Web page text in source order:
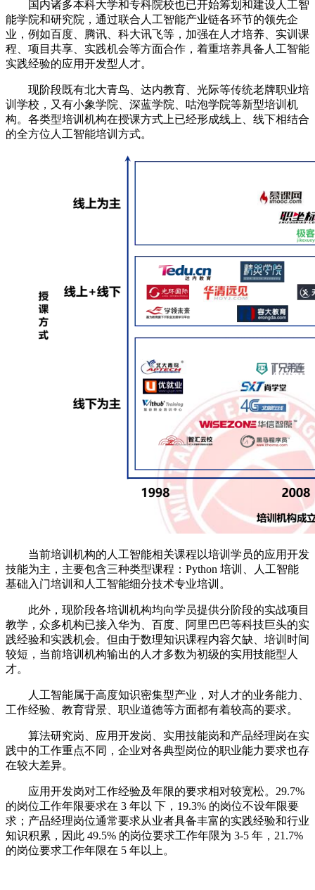
国内诸多本科大学和专科院校也已开始筹划和建设人工智
能学院和研究院，通过联合人工智能产业链各环节的领先企
业，例如百度、腾讯、科大讯飞等，加强在人才培养、实训课
程、项目共享、实践机会等方面合作，着重培养具备人工智能
实践经验的应用开发型人才。
现阶段既有北大青鸟、达内教育、光际等传统老牌职业培
训学校，又有小象学院、深蓝学院、咕泡学院等新型培训机
构。各类型培训机构在授课方式上已经形成线上、线下相结合
的全方位人工智能培训方式。
当前培训机构的人工智能相关课程以培训学员的应用开发
技能为主，主要包含三种类型课程：Python 培训、人工智能
基础入门培训和人工智能细分技术专业培训。
此外，现阶段各培训机构均向学员提供分阶段的实战项目
教学，众多机构已接入华为、百度、阿里巴巴等科技巨头的实
践经验和实践机会。但由于数理知识课程内容欠缺、培训时间
较短，当前培训机构输出的人才多数为初级的实用技能型人
才。
人工智能属于高度知识密集型产业，对人才的业务能力、
工作经验、教育背景、职业道德等方面都有着较高的要求。
算法研究岗、应用开发岗、实用技能岗和产品经理岗在实
践中的工作重点不同，企业对各典型岗位的职业能力要求也存
在较大差异。
应用开发岗对工作经验及年限的要求相对较宽松。29.7%
的岗位工作年限要求在 3 年以 下，19.3% 的岗位不设年限要
求；产品经理岗位通常要求从业者具备丰富的实践经验和行业
知识积累，因此 49.5% 的岗位要求工作年限为 3-5 年，21.7%
的岗位要求工作年限在 5 年以上。